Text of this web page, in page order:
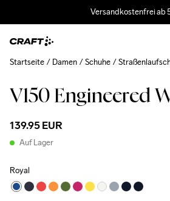
Versandkostenfrei ab
V150 Engineered
139.95 EUR
Auf Lager
Royal
Startseite Damen Schuhe